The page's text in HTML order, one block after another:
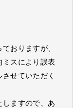
おりますが、
スにより誤表
せていただく
ますので、あ